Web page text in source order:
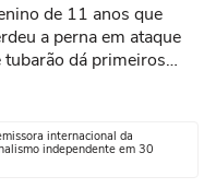
de 11 anos que
a perna em ataque
tubarão dá primeiros
internacional da
independente em 30